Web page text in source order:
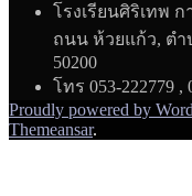
โรงเรียนศิริเทพ
ถนน ห้วยแก้ว, ตำ
50200
โทร 053-222779 ,
Proudly powered by
Themeansar.